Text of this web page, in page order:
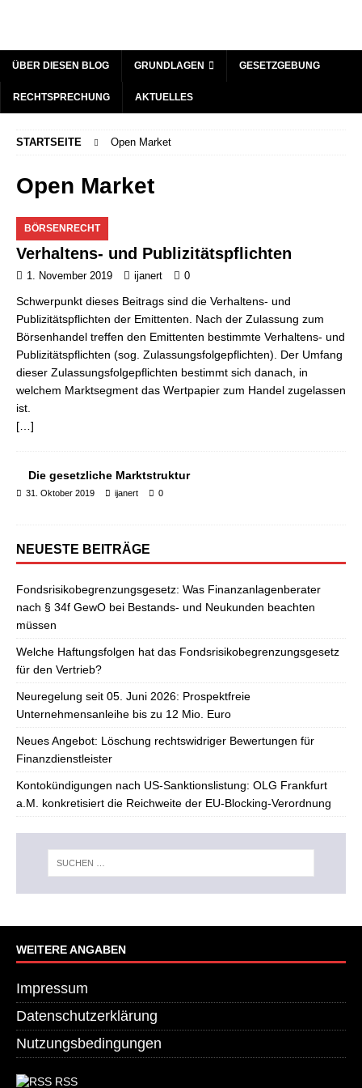
ÜBER DIESEN BLOG GRUNDLAGEN GESETZGEBUNG
RECHTSPRECHUNG AKTUELLES
STARTSEITE Open Market
Open Market
BÖRSENRECHT
Verhaltens- und Publizitätspflichten
1. November 2019 ijanert 0
Schwerpunkt dieses Beitrags sind die Verhaltens- und
Publizitätspflichten der Emittenten. Nach der Zulassung zum
Börsenhandel treffen den Emittenten bestimmte Verhaltens- und
Publizitätspflichten (sog. Zulassungsfolgepflichten). Der Umfang
dieser Zulassungsfolgepflichten bestimmt sich danach, in
welchem Marktsegment das Wertpapier zum Handel zugelassen
ist.
[…]
Die gesetzliche Marktstruktur
31. Oktober 2019 ijanert 0
NEUESTE BEITRÄGE
Fondsrisikobegrenzungsgesetz: Was Finanzanlagenberater
nach § 34f GewO bei Bestands- und Neukunden beachten
müssen
Welche Haftungsfolgen hat das Fondsrisikobegrenzungsgesetz
für den Vertrieb?
Neuregelung seit 05. Juni 2026: Prospektfreie
Unternehmensanleihe bis zu 12 Mio. Euro
Neues Angebot: Löschung rechtswidriger Bewertungen für
Finanzdienstleister
Kontokündigungen nach US-Sanktionslistung: OLG Frankfurt
a.M. konkretisiert die Reichweite der EU-Blocking-Verordnung
WEITERE ANGABEN
Impressum
Datenschutzerklärung
Nutzungsbedingungen
RSS